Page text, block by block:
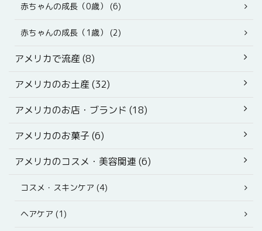
赤ちゃんの成長（0歳） (6)
赤ちゃんの成長（1歳） (2)
アメリカで流産 (8)
アメリカのお土産 (32)
アメリカのお店・ブランド (18)
アメリカのお菓子 (6)
アメリカのコスメ・美容関連 (6)
コスメ・スキンケア (4)
ヘアケア (1)